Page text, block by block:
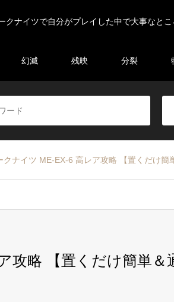
クナイツで自分がプレイした中で大事なと
幻滅 残映 分裂
クナイツ ME-EX-6 高レア攻略 【置くだけ簡
攻略 【置くだけ簡単＆